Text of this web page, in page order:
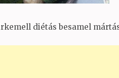
diétás besamel